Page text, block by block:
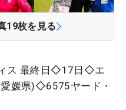
19枚を見る
ス 最終日◇17日◇エ
媛県)◇6575ヤード・